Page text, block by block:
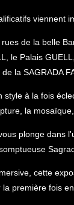
viennent
de la belle
le Palais
la SAGRADA
à la fois
la mosaïque,
plonge dans
cette
première fois